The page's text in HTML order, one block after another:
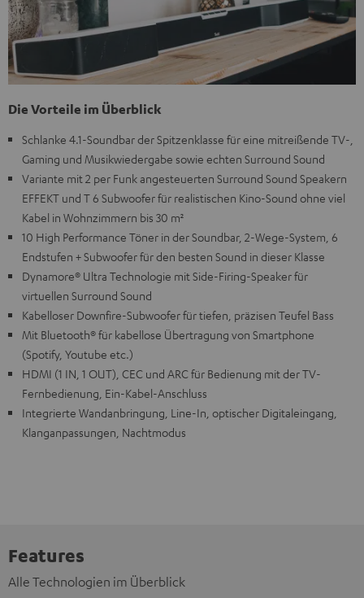
Die Vorteile im Überblick
Schlanke 4.1-Soundbar der Spitzenklasse für eine mitreißende TV-,
Gaming und Musikwiedergabe sowie echten Surround Sound
Variante mit 2 per Funk angesteuerten Surround Sound Speakern
EFFEKT und T 6 Subwoofer für realistischen Kino-Sound ohne viel
Kabel in Wohnzimmern bis 30 m²
10 High Performance Töner in der Soundbar, 2-Wege-System, 6
Endstufen + Subwoofer für den besten Sound in dieser Klasse
Dynamore® Ultra Technologie mit Side-Firing-Speaker für
virtuellen Surround Sound
Kabelloser Downfire-Subwoofer für tiefen, präzisen Teufel Bass
Mit Bluetooth® für kabellose Übertragung von Smartphone
(Spotify, Youtube etc.)
HDMI (1 IN, 1 OUT), CEC und ARC für Bedienung mit der TV-
Fernbedienung, Ein-Kabel-Anschluss
Integrierte Wandanbringung, Line-In, optischer Digitaleingang,
Klanganpassungen, Nachtmodus
Features
Alle Technologien im Überblick